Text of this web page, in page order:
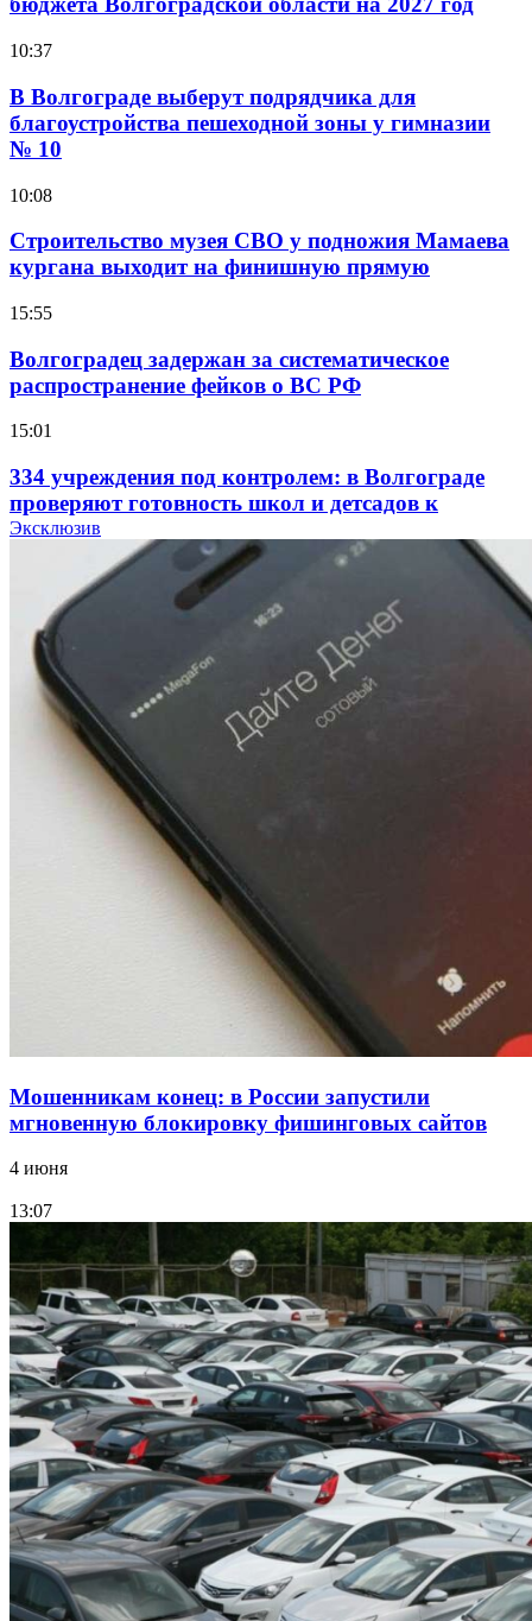
10:37
В Волгограде выберут подрядчика для
благоустройства пешеходной зоны у гимназии
№ 10
10:08
Строительство музея СВО у подножия Мамаева
кургана выходит на финишную прямую
15:55
Волгоградец задержан за систематическое
распространение фейков о ВС РФ
15:01
334 учреждения под контролем: в Волгограде
проверяют готовность школ и детсадов к
учебному году
Покушение на убийство в Волгограде: девушка
напала на незнакомую женщину с ножом
12:39
Сладкий праздник в Волгограде: в Центральном
парке прошёл фестиваль „Арбузный переполох“
Волгоградские компании нарастили экспорт:
заключены контракты на 3,6 млн долларов
Эксклюзив
Мошенникам конец: в России запустили
мгновенную блокировку фишинговых сайтов
4 июня
13:07